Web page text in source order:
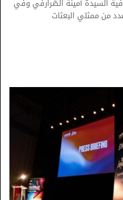
السيدة أمينة الصّرارفي وفي
من ممثلي البعثات